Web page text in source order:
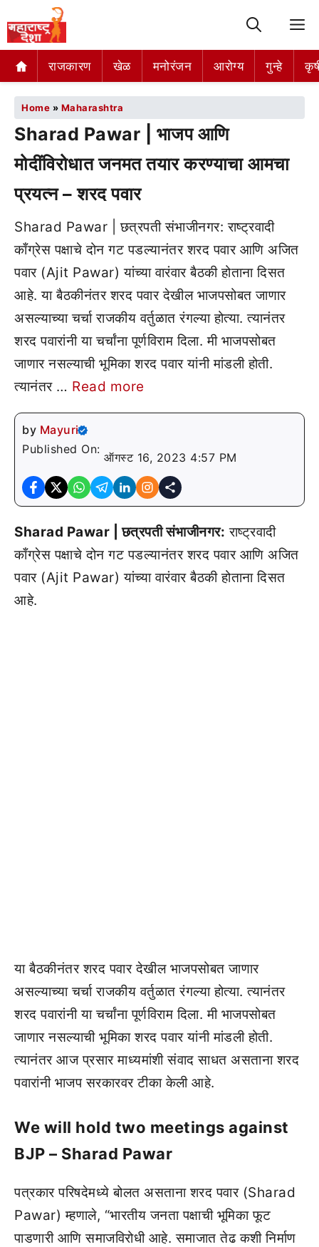
राजकारण खेळ मनोरंजन आरोग्य गुन्हे
Home » Maharashtra
Sharad Pawar | भाजप आणि
मोदींविरोधात जनमत तयार करण्याचा आमचा
प्रयत्न – शरद पवार
Sharad Pawar | छत्रपती संभाजीनगर: राष्ट्रवादी
काँग्रेस पक्षाचे दोन गट पडल्यानंतर शरद पवार आणि अजित
पवार (Ajit Pawar) यांच्या वारंवार बैठकी होताना दिसत
आहे. या बैठकीनंतर शरद पवार देखील भाजपसोबत जाणार
असल्याच्या चर्चा राजकीय वर्तुळात रंगल्या होत्या. त्यानंतर
शरद पवारांनी या चर्चांना पूर्णविराम दिला. मी भाजपसोबत
जाणार नसल्याची भूमिका शरद पवार यांनी मांडली होती.
त्यानंतर … Read more
by Mayuri
Published On:
ऑगस्ट 16, 2023 4:57 PM
Sharad Pawar | छत्रपती संभाजीनगर: राष्ट्रवादी
काँग्रेस पक्षाचे दोन गट पडल्यानंतर शरद पवार आणि अजित
पवार (Ajit Pawar) यांच्या वारंवार बैठकी होताना दिसत
आहे.
या बैठकीनंतर शरद पवार देखील भाजपसोबत जाणार
असल्याच्या चर्चा राजकीय वर्तुळात रंगल्या होत्या. त्यानंतर
शरद पवारांनी या चर्चांना पूर्णविराम दिला. मी भाजपसोबत
जाणार नसल्याची भूमिका शरद पवार यांनी मांडली होती.
त्यानंतर आज प्रसार माध्यमांशी संवाद साधत असताना शरद
पवारांनी भाजप सरकारवर टीका केली आहे.
We will hold two meetings against
BJP – Sharad Pawar
पत्रकार परिषदेमध्ये बोलत असताना शरद पवार (Sharad
Pawar) म्हणाले, “भारतीय जनता पक्षाची भूमिका फूट
पाडणारी आणि समाजविरोधी आहे. समाजात तेढ कशी निर्माण